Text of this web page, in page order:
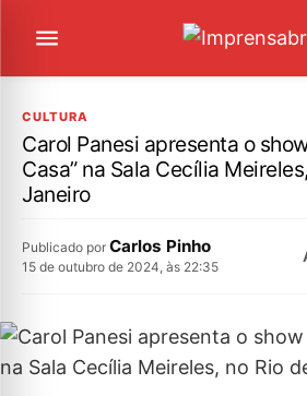
CULTURA
Carol Panesi apresenta o
Casa” na Sala Cecília
Janeiro
Publicado por Carlos Pinho
15 de outubro de 2024, às 22:35